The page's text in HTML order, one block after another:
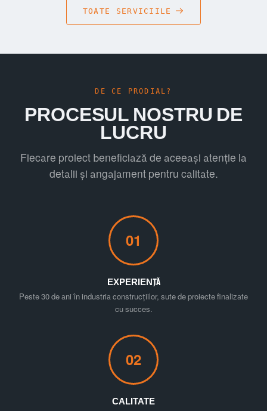
TOATE SERVICIILE
DE CE PRODIAL?
PROCESUL NOSTRU DE
LUCRU
Fiecare proiect beneficiază de aceeași atenție la
detalii și angajament pentru calitate.
01
EXPERIENȚĂ
Peste 30 de ani în industria construcțiilor, sute de proiecte finalizate
cu succes.
02
CALITATE